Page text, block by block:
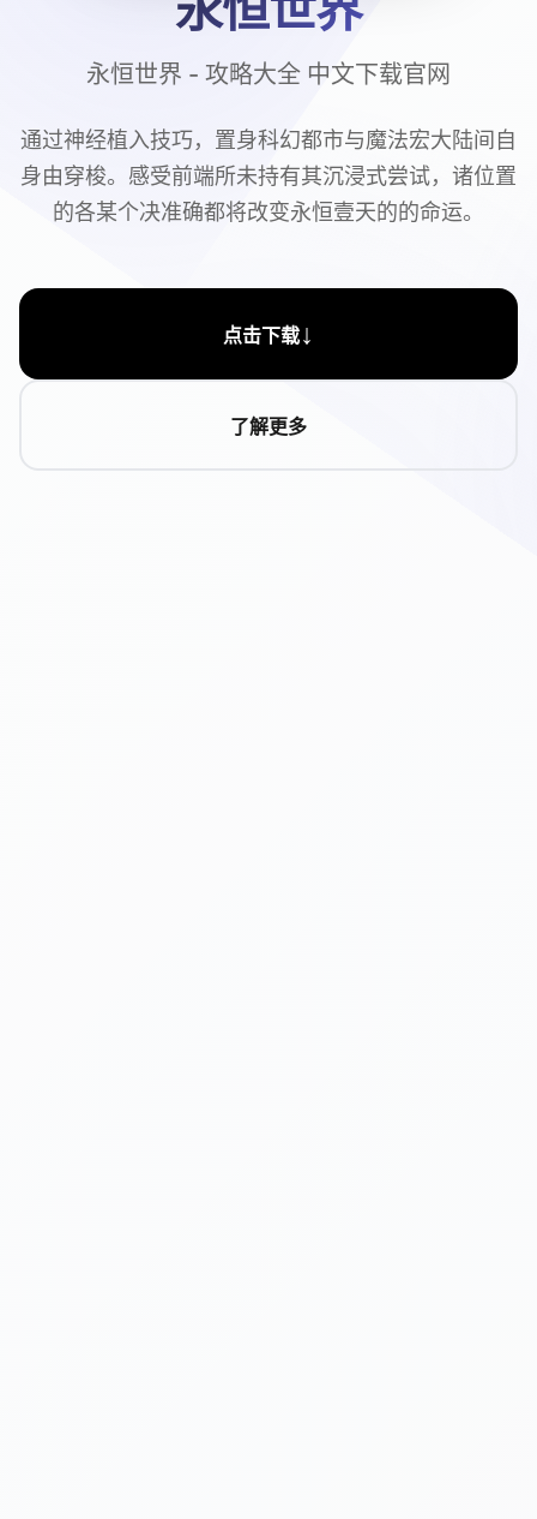
永恒世界 - 攻略大全 中文下载官网
通过神经植入技巧，置身科幻都市与魔法宏大陆间自
身由穿梭。感受前端所未持有其沉浸式尝试，诸位置
的各某个决准确都将改变永恒壹天的的命运。
点击下载↓
了解更多